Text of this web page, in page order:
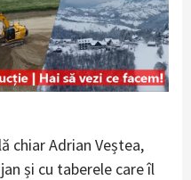
chiar Adrian Veștea,
și cu taberele care îl